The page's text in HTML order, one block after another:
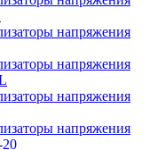
напряжения
напряжения
напряжения
напряжения
20